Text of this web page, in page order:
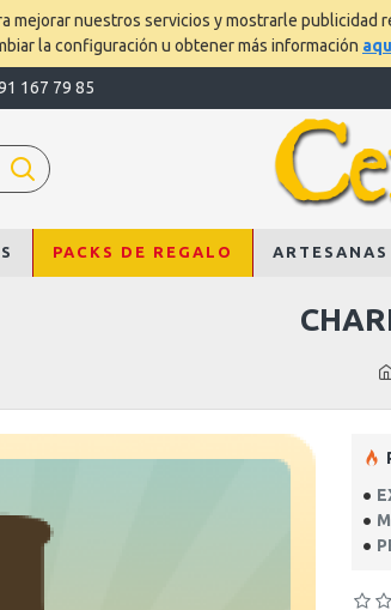
mejorar nuestros servicios y mostrarle
la configuración u obtener más información
167 79 85
PACKS DE REGALO ARTESANAS